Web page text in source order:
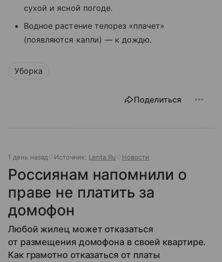
сухой и ясной погоде.
Водное растение телорез «плачет»
(появляются капли) — к дождю.
Уборка
Поделиться
1 день назад Источник: Lenta.Ru Новости
Россиянам напомнили о
праве не платить за
домофон
Любой жилец может отказаться
от размещения домофона в своей квартире.
Как грамотно отказаться от платы